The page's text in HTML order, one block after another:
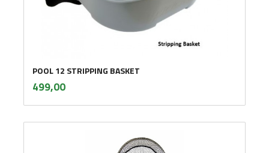
POOL 12 STRIPPING BASKET
Pris
499,00mva.